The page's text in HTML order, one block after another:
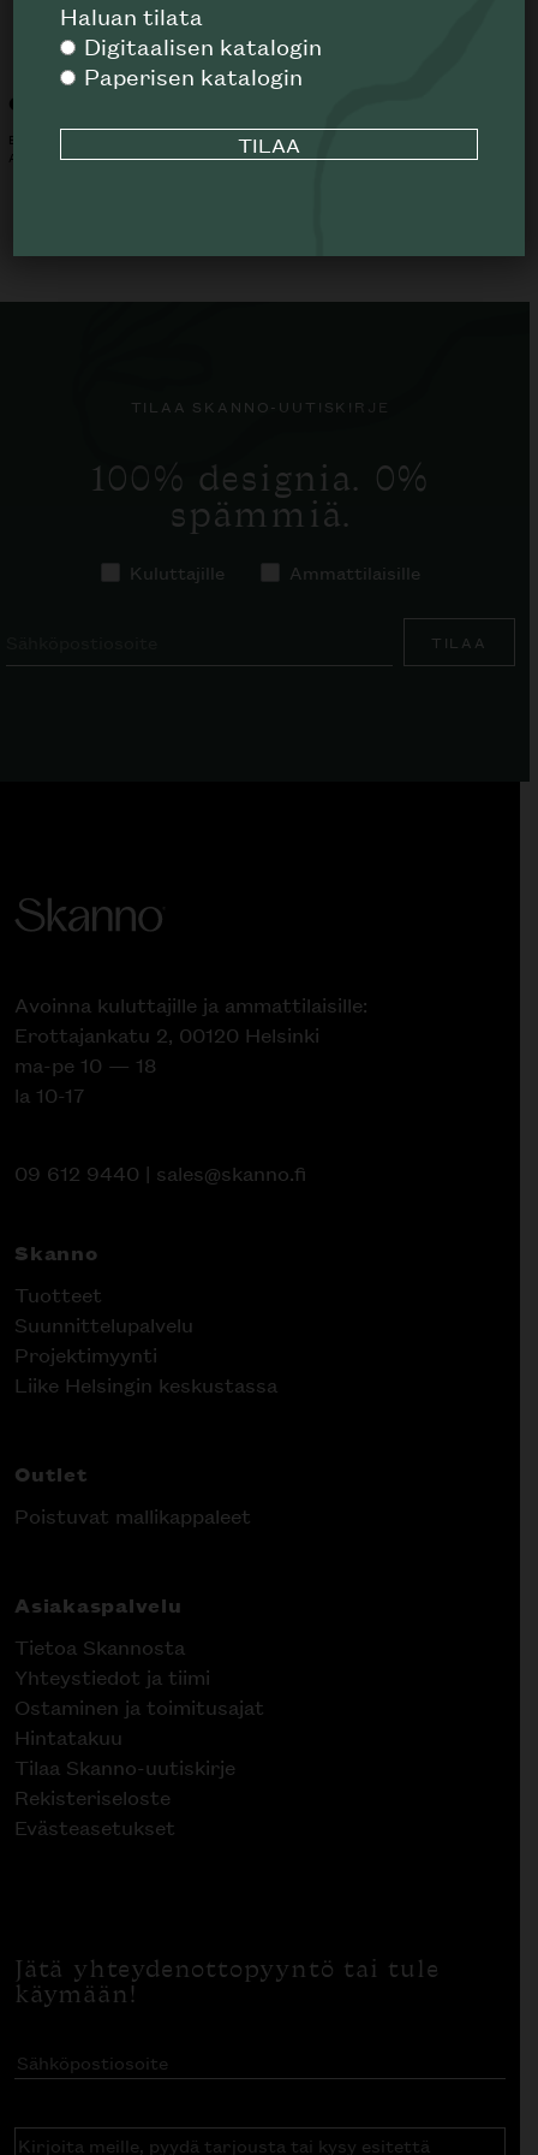
Charles sohva
B&B ITALIA
ALK. 5838€
B&B ITALIA
ALK.7825€
TILAA SKANNO-UUTISKIRJE
100% designia. 0%
spämmiä.
Kuluttajille Ammattilaisille
TILAA
Avoinna kuluttajille ja ammattilaisille:
Erottajankatu 2, 00120 Helsinki
ma-pe 10 — 18
la 10-17
09 612 9440 | sales@skanno.fi
Skanno
Tuotteet
Suunnittelupalvelu
Projektimyynti
Liike Helsingin keskustassa
Outlet
Poistuvat mallikappaleet
Asiakaspalvelu
Tietoa Skannosta
Yhteystiedot ja tiimi
Ostaminen ja toimitusajat
Hintatakuu
Tilaa Skanno-uutiskirje
Rekisteriseloste
Evästeasetukset
Jätä yhteydenottopyyntö tai tule
käymään!
Sähköpostiosoite(Pakollinen)
Kirjoita
Haluan tilata
Digitaalisen katalogin
Paperisen katalogin